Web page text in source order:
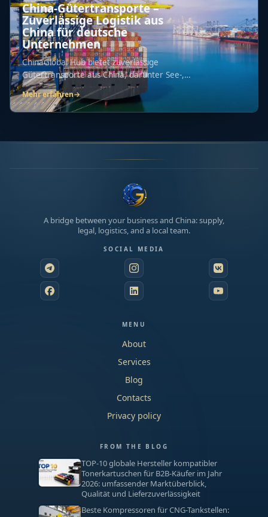
China-Gütertransporte –
Zuverlässige Logistik aus
China für deutsche
Unternehmen
ChinaGlobal Hub bietet zuverlässige
Gütertransporte aus China, darunter See-,
Bahn-, Luft-...
Mehr erfahren→
A bridge between your business and China: supply,
legal, logistics, and a local team.
SOCIAL MEDIA
MENU
About
Services
Blog
Contacts
Privacy policy
FROM THE BLOG
TOP-10 globale Hersteller kompatibler
Tonerkartuschen für B2B-Käufer im Jahr
2026: umfassender Marktüberblick,
Qualität und Lieferzuverlässigkeit
Beste Kompressoren für CNG-Tankstellen: